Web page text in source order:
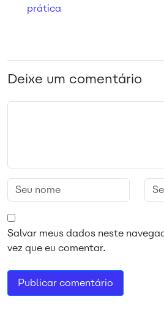
prática
Deixe um comentário
Salvar meus dados neste
vez que eu comentar.